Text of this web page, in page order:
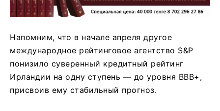
Напомним, что в начале апреля другое
международное рейтинговое агентство S&P
понизило суверенный кредитный рейтинг
Ирландии на одну ступень — до уровня BBB+,
присвоив ему стабильный прогноз.